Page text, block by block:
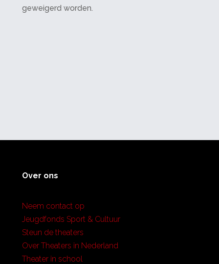
geweigerd worden.
Over ons
Neem contact op
Jeugdfonds Sport & Cultuur
Steun de theaters
Over Theaters in Nederland
Theater in school